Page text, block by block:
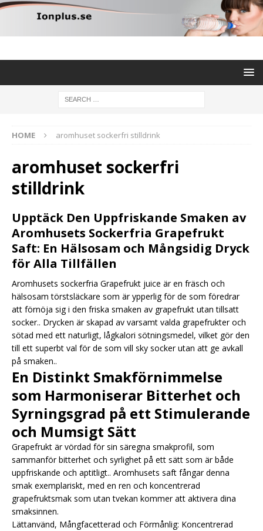
HOME aromhuset sockerfri stilldrink
aromhuset sockerfri
stilldrink
Upptäck Den Uppfriskande Smaken av
Aromhusets Sockerfria Grapefrukt
Saft: En Hälsosam och Mångsidig Dryck
för Alla Tillfällen
Aromhusets sockerfria Grapefrukt juice är en fräsch och
hälsosam törstsläckare som är ypperlig för de som föredrar
att förnöja sig i den friska smaken av grapefrukt utan tillsatt
socker.. Drycken är skapad av varsamt valda grapefrukter och
sötad med ett naturligt, lågkalori sötningsmedel, vilket gör den
till ett superbt val för de som vill sky socker utan att ge avkall
på smaken..
En Distinkt Smakförnimmelse
som Harmoniserar Bitterhet och
Syrningsgrad på ett Stimulerande
och Mumsigt Sätt
Grapefrukt är vördad för sin säregna smakprofil, som
sammanför bitterhet och syrlighet på ett sätt som är både
uppfriskande och aptitligt.. Aromhusets saft fångar denna
smak exemplariskt, med en ren och koncentrerad
grapefruktsmak som utan tvekan kommer att aktivera dina
smaksinnen.
Lättanvänd, Mångfacetterad och Förmånlig: Koncentrerad